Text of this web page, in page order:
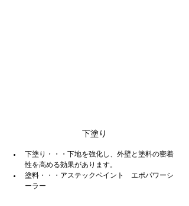
下塗り
下塗り・・・下地を強化し、外壁と塗料の密着
性を高める効果があります。
塗料・・・アステックペイント　エポパワーシ
ーラー